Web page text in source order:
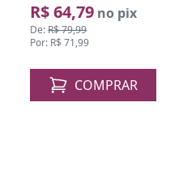
R$ 64,79 no pix
De:R$ 79,99
Por: R$ 71,99
COMPRAR